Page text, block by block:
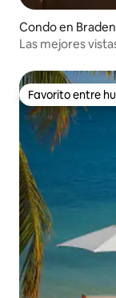
Condo en
Las mejores
Favorito entre
Favorito entre